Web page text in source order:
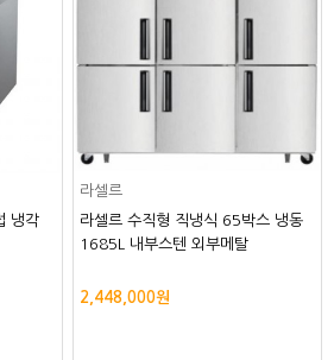
냉각
라셀르
라셀르 수직형 직냉식 65박스 냉동
1685L 내부스텐 외부메탈
2,448,000원